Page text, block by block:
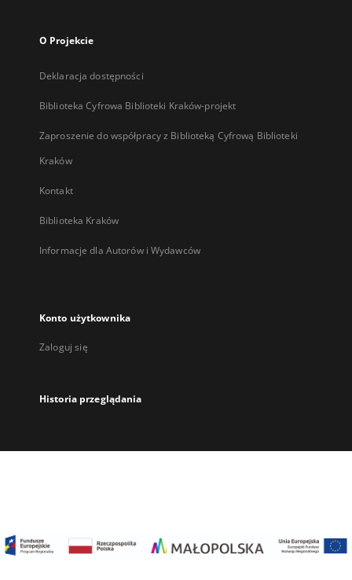
O Projekcie
Deklaracja dostępności
Biblioteka Cyfrowa Biblioteki Kraków-projekt
Zaproszenie do współpracy z Biblioteką Cyfrową Biblioteki
Kraków
Kontakt
Biblioteka Kraków
Informacje dla Autorów i Wydawców
Konto użytkownika
Zaloguj się
Historia przeglądania